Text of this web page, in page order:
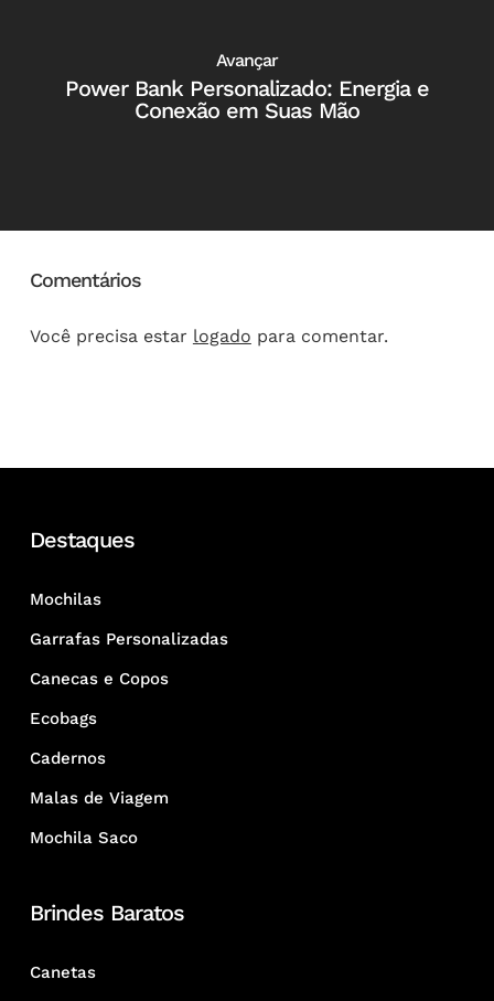
Avançar
Power Bank Personalizado: Energia e
Conexão em Suas Mão
Comentários
Você precisa estar logado para comentar.
Destaques
Mochilas
Garrafas Personalizadas
Canecas e Copos
Ecobags
Cadernos
Malas de Viagem
Mochila Saco
Brindes Baratos
Canetas